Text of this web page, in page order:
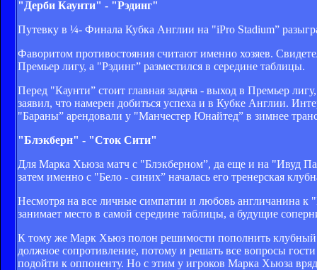
"Дерби Каунти" - "Рэдинг"
Путевку в ¼- Финала Кубка Англии на "iPro Stadium”
Фаворитом противостояния считают именно хозяев.
Премьер лигу, а "Рэдинг” разместился в середине таблицы.
Перед "Каунти” стоит главная задача - выход в Премьер
заявил, что намерен добиться успеха и в Кубке Англии.
"Бараны” арендовали у "Манчестер Юнайтед” в зимнее
"Блэкберн" - "Сток Сити"
Для Марка Хьюза матч с "Блэкберном”, да еще и на "Ивуд
затем именно с "Бело - синих” началась его тренерская
Несмотря на все личные симпатии и любовь англичанина
занимает место в самой середине таблицы, а будущие
К тому же Марк Хьюз полон решимости пополнить
должное сопротивление, потому и решать все вопросы
подойти к оппоненту. Но с этим у игроков Марка Хьюза